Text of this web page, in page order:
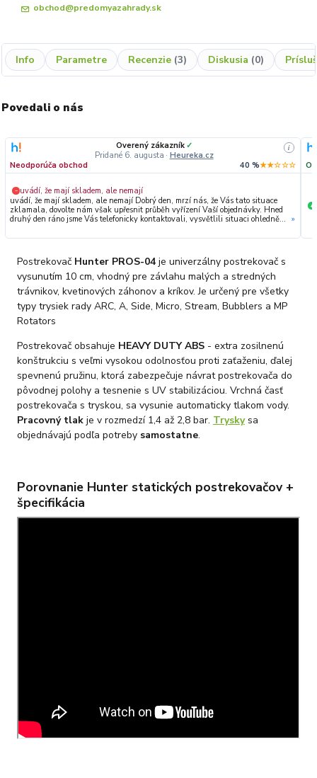
obchod@predomyazahrady.sk
Info Parametre Recenzie 3 Diskusia 0
Povedali o nás
Overený zákazník ✓
Pridané 6. augusta · Heureka.cz
i
Neodporúča obchod 40 %★★☆☆☆
− uvádí, že mají skladem, ale nemají
uvádí, že mají skladem, ale nemají Dobrý den, mrzí nás, že Vás tato situace
zklamala, dovolte nám však upřesnit průběh vyřízení Vaší objednávky. Hned
druhý den ráno jsme Vás telefonicky kontaktovali, vysvětlili situaci ohledně
dodavatele. Jelikož zboží nebylo k dispozici ani u něj, museli jsme objednávku
Zakládáme si na férovém a rychlém jednání. O to více nás mrzí, že i přes naši
okamžitou reakci, osobní telefonát a maximální snahu náš obchod
nedoporučujete. Věříme, že nám v budoucnu dáte příležitost přesvědčit Vás o
kvalitě našich služeb. Tým OZY.market
»
+
Postrekovač Hunter PROS-04je univerzálny postrekovač s
vysunutím 10 cm, vhodný pre závlahu malých a stredných
trávnikov, kvetinových záhonov a kríkov. Je určený pre všetky
typy trysiek rady ARC, A, Side, Micro, Stream, Bubblers a MP
Rotators
Postrekovač obsahuje HEAVY DUTY ABS- extra zosilnenú
konštrukciu s veľmi vysokou odolnosťou proti zaťaženiu, ďalej
spevnenú pružinu, ktorá zabezpečuje návrat postrekovača do
pôvodnej polohy a tesnenie s UV stabilizáciou. Vrchná časť
postrekovača s tryskou, sa vysunie automaticky tlakom vody.
Pracovný tlakje v rozmedzí 1,4 až 2,8 bar. Tryskysa
objednávajú podľa potreby samostatne.
Porovnanie Hunter statických postrekovačov +
špecifikácia